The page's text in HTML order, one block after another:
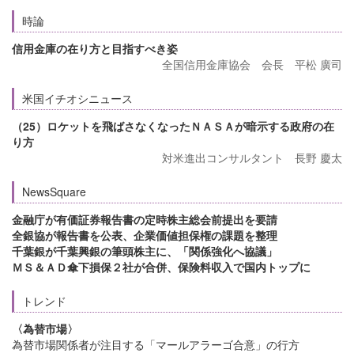
時論
信用金庫の在り方と目指すべき姿
全国信用金庫協会 会長 平松 廣司
米国イチオシニュース
（25）ロケットを飛ばさなくなったＮＡＳＡが暗示する政府の在
り方
対米進出コンサルタント 長野 慶太
NewsSquare
金融庁が有価証券報告書の定時株主総会前提出を要請
全銀協が報告書を公表、企業価値担保権の課題を整理
千葉銀が千葉興銀の筆頭株主に、「関係強化へ協議」
ＭＳ＆ＡＤ傘下損保２社が合併、保険料収入で国内トップに
トレンド
〈為替市場〉
為替市場関係者が注目する「マールアラーゴ合意」の行方